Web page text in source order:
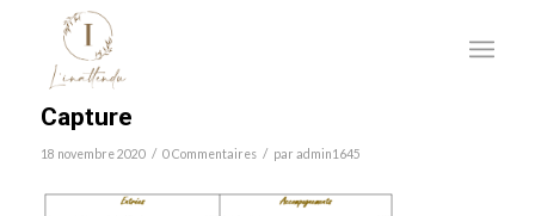
Capture
18 novembre 2020 / 0 Commentaires / par admin1645